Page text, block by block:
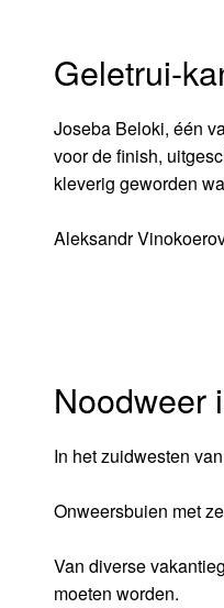
Geletrui-
Joseba Beloki, één
voor de finish,
kleverig geworden
Aleksandr
Noodweer
In het zuidwesten
Onweersbuien met
Van diverse
moeten worden.